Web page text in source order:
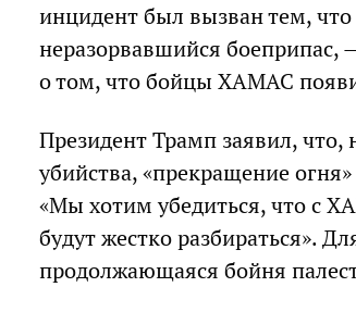
инцидент был вызван тем, что
неразорвавшийся боеприпас,
о том, что бойцы ХАМАС
Президент Трамп заявил, что,
убийства, «прекращение
«Мы хотим убедиться, что с
будут жестко разбираться».
продолжающаяся бойня